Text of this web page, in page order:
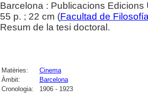
Barcelona : Publicacions
55 p. ; 22 cm (Facultad de
Resum de la tesi doctoral.
Matèries:
Cinema
Àmbit:
Barcelona
Cronologia:
1906 - 1923